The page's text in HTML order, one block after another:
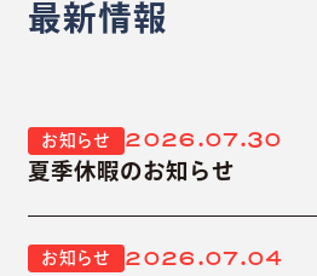
最新情報
お知らせ 2026.07.30
夏季休暇のお知らせ
お知らせ 2026.07.04